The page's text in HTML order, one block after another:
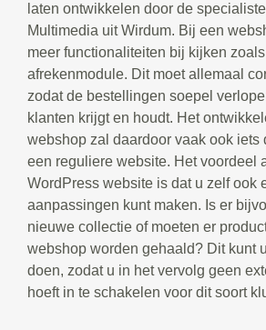
laten ontwikkelen door de
Multimedia uit Wirdum. Bij een
meer functionaliteiten bij kijken
afrekenmodule. Dit moet allemaal
zodat de bestellingen soepel
klanten krijgt en houdt. Het
webshop zal daardoor vaak ook iets
een reguliere website. Het voordeel
WordPress website is dat u zelf ook
aanpassingen kunt maken. Is er
nieuwe collectie of moeten er
webshop worden gehaald? Dit kunt
doen, zodat u in het vervolg geen
hoeft in te schakelen voor dit soort